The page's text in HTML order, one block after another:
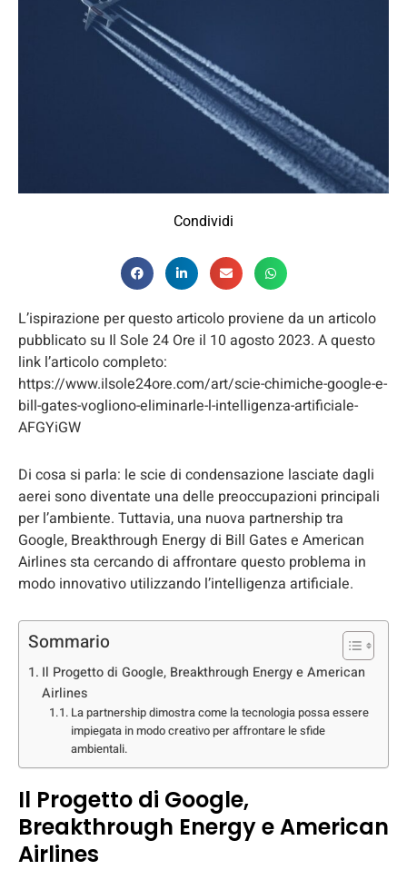
Condividi
L’ispirazione per questo articolo proviene da un articolo
pubblicato su Il Sole 24 Ore il 10 agosto 2023. A questo
link l’articolo completo:
https://www.ilsole24ore.com/art/scie-chimiche-google-e-
bill-gates-vogliono-eliminarle-l-intelligenza-artificiale-
AFGYiGW
Di cosa si parla: le scie di condensazione lasciate dagli
aerei sono diventate una delle preoccupazioni principali
per l’ambiente. Tuttavia, una nuova partnership tra
Google, Breakthrough Energy di Bill Gates e American
Airlines sta cercando di affrontare questo problema in
modo innovativo utilizzando l’intelligenza artificiale.
Sommario
Il Progetto di Google, Breakthrough Energy e American
Airlines
La partnership dimostra come la tecnologia possa essere
impiegata in modo creativo per affrontare le sfide
ambientali.
Il Progetto di Google,
Breakthrough Energy e American
Airlines